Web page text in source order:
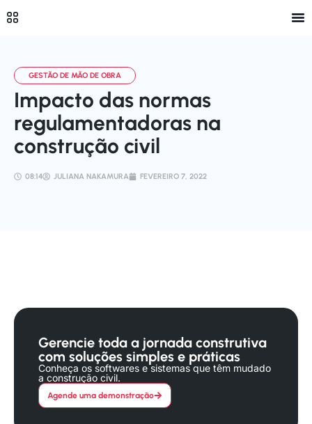
Impacto das normas
regulamentadoras na
construção civil
08:14 JULIANA NAKAMURA FEVEREIRO 7, 2022
Gerencie toda a jornada construtiva
com soluções simples e práticas
Conheça os softwares e sistemas que têm mudado
a construção civil.
Agende uma demonstração